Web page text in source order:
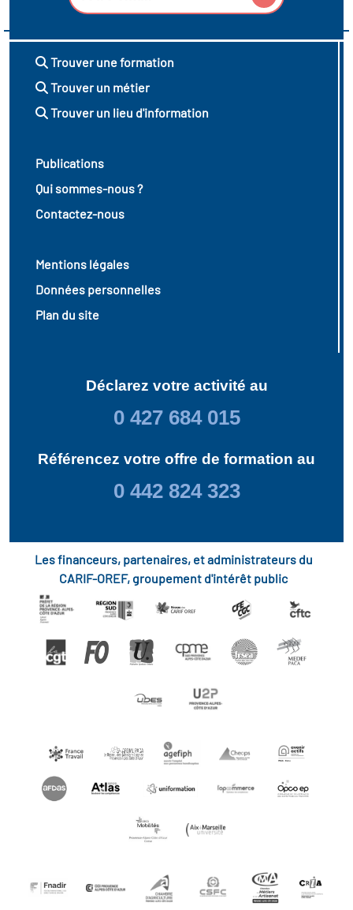
Trouver une formation
Trouver un métier
Trouver un lieu d'information
Publications
Qui sommes-nous ?
Contactez-nous
Mentions légales
Données personnelles
Plan du site
Déclarez votre activité au
0 427 684 015
Référencez votre offre de formation au
0 442 824 323
Les financeurs, partenaires, et administrateurs du
CARIF-OREF, groupement d'intérêt public